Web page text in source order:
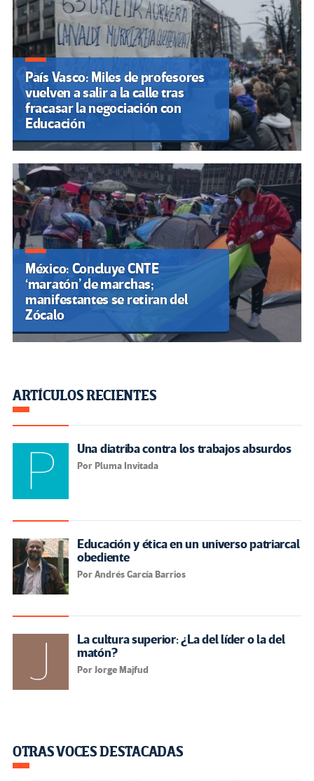
País Vasco: Miles de profesores
vuelven a salir a la calle tras
fracasar la negociación con
Educación
México: Concluye CNTE
‘maratón’ de marchas;
manifestantes se retiran del
Zócalo
ARTÍCULOS RECIENTES
Una diatriba contra los trabajos absurdos
Por Pluma Invitada
Educación y ética en un universo patriarcal
obediente
Por Andrés García Barrios
La cultura superior: ¿La del líder o la del
matón?
Por Jorge Majfud
OTRAS VOCES DESTACADAS